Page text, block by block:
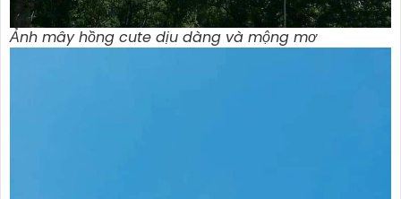
Ảnh mây hồng cute dịu dàng và mộng mơ